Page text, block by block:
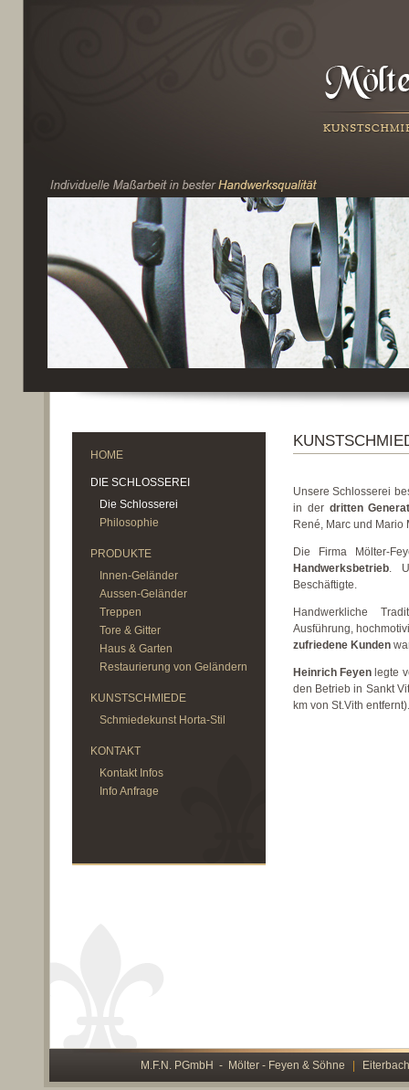
HOME
DIE SCHLOSSEREI
Die Schlosserei
Philosophie
PRODUKTE
Innen-Geländer
Aussen-Geländer
Treppen
Tore & Gitter
Haus & Garten
Restaurierung von Geländern
KUNSTSCHMIEDE
Schmiedekunst Horta-Stil
KONTAKT
Kontakt Infos
Info Anfrage
Unsere Schlosserei
in der dritten
René, Marc und Mario
Die Firma Mölter-
Handwerksbetrieb.
Beschäftigte.
Handwerkliche
Ausführung,
zufriedene Kunden
Heinrich Feyen legte
den Betrieb in Sankt
km von St.Vith entfernt).
M.F.N. PGmbH - Mölter - Feyen & Söhne